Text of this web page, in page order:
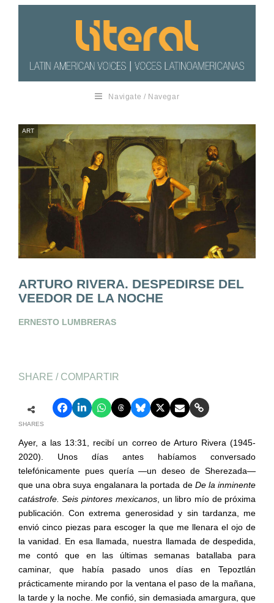
Navigate / Navegar
ART
ARTURO RIVERA. DESPEDIRSE DEL
VEEDOR DE LA NOCHE
ERNESTO LUMBRERAS
SHARE / COMPARTIR
SHARES
Ayer, a las 13:31, recibí un correo de Arturo Rivera (1945-
2020). Unos días antes habíamos conversado
telefónicamente pues quería —un deseo de Sherezada—
que una obra suya engalanara la portada de De la inminente
catástrofe. Seis pintores mexicanos, un libro mío de próxima
publicación. Con extrema generosidad y sin tardanza, me
envió cinco piezas para escoger la que me llenara el ojo de
la vanidad. En esa llamada, nuestra llamada de despedida,
me contó que en las últimas semanas batallaba para
caminar, que había pasado unos días en Tepoztlán
prácticamente mirando por la ventana el paso de la mañana,
la tarde y la noche. Me confió, sin demasiada amargura, que